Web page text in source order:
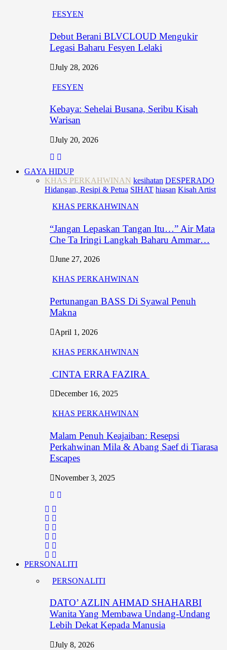
FESYEN
Debut Berani BLVCLOUD Mengukir
Legasi Baharu Fesyen Lelaki
July 28, 2026
FESYEN
Kebaya: Sehelai Busana, Seribu Kisah
Warisan
July 20, 2026
GAYA HIDUP
KHAS PERKAHWINAN kesihatan DESPERADO
Hidangan, Resipi & Petua SIHAT hiasan Kisah Artist
KHAS PERKAHWINAN
“Jangan Lepaskan Tangan Itu…” Air Mata
Che Ta Iringi Langkah Baharu Ammar…
June 27, 2026
KHAS PERKAHWINAN
Pertunangan BASS Di Syawal Penuh
Makna
April 1, 2026
KHAS PERKAHWINAN
CINTA ERRA FAZIRA
December 16, 2025
KHAS PERKAHWINAN
Malam Penuh Keajaiban: Resepsi
Perkahwinan Mila & Abang Saef di Tiarasa
Escapes
November 3, 2025
PERSONALITI
PERSONALITI
DATO’ AZLIN AHMAD SHAHARBI
Wanita Yang Membawa Undang-Undang
Lebih Dekat Kepada Manusia
July 8, 2026